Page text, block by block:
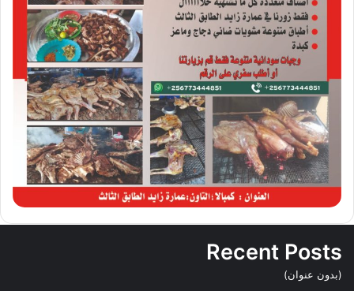
Recent Posts
(بدون عنوان)